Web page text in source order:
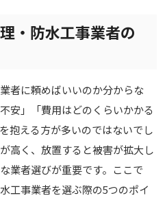
・防水工事業者の
者に頼めばいいのか分からな
安」「費用はどのくらいかかる
抱える方が多いのではないでし
高く、放置すると被害が拡大し
業者選びが重要です。ここで
工事業者を選ぶ際の5つのポイ